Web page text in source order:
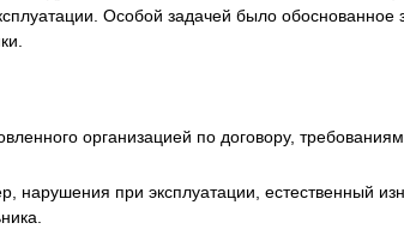
Особой задачей было обоснованное
организацией по договору,
нарушения при эксплуатации, естественный